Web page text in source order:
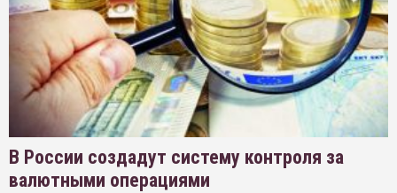
В России создадут систему контроля за
валютными операциями